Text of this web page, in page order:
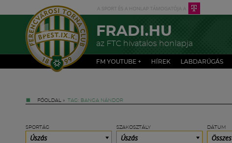
FRADI.HU
az FTC hivatalos honlapja
FM YOUTUBE + HÍREK LABDARÚGÁS
FŐOLDAL » TAG: BANGA NÁNDOR
SPORTÁG
Úszás
SZAKOSZTÁLY
Úszás
DÁTUM
Összes